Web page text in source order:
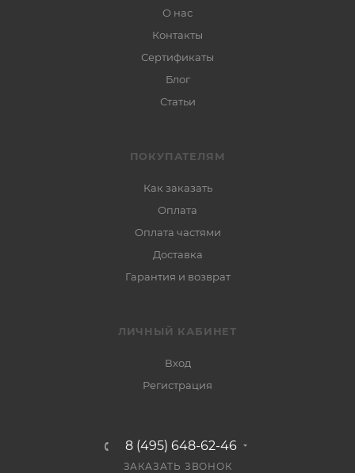
О нас
Контакты
Сертификаты
Блог
Статьи
ПОКУПАТЕЛЯМ
Как заказать
Оплата
Оплата частями
Доставка
Гарантия и возврат
ЛИЧНЫЙ КАБИНЕТ
Вход
Регистрация
8 (495) 648-62-46
ЗАКАЗАТЬ ЗВОНОК